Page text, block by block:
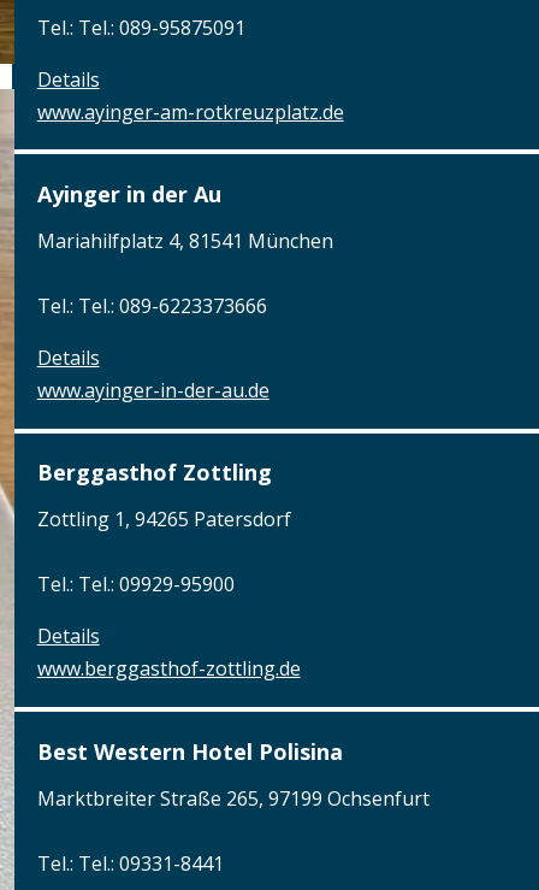
Tel.: Tel.: 089-95875091
Details
www.ayinger-am-rotkreuzplatz.de
Ayinger in der Au
Mariahilfplatz 4, 81541 München
Tel.: Tel.: 089-6223373666
Details
www.ayinger-in-der-au.de
Berggasthof Zottling
Zottling 1, 94265 Patersdorf
Tel.: Tel.: 09929-95900
Details
www.berggasthof-zottling.de
Best Western Hotel Polisina
Marktbreiter Straße 265, 97199 Ochsenfurt
Tel.: Tel.: 09331-8441